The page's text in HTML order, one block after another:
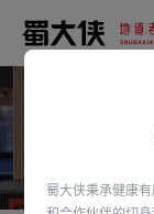
蜀大侠秉承健康